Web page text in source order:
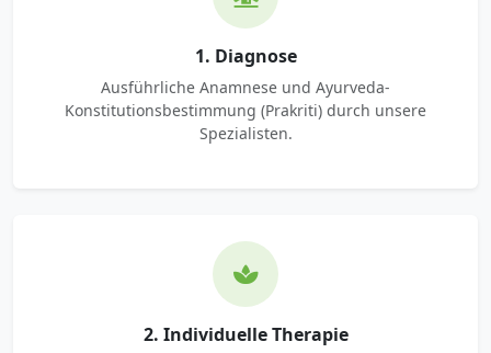
1. Diagnose
Ausführliche Anamnese und Ayurveda-
Konstitutionsbestimmung (Prakriti) durch unsere
Spezialisten.
2. Individuelle Therapie